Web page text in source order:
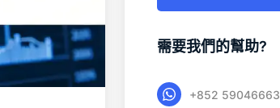
需要我們的幫助?
+852 59046663